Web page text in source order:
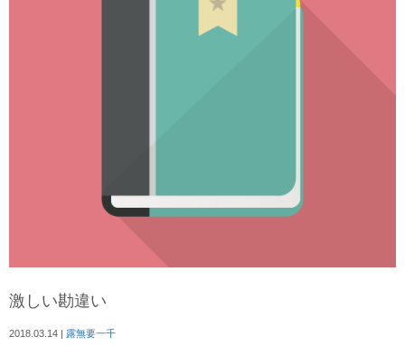
激しい勘違い
2018.03.14 | 露無要一千